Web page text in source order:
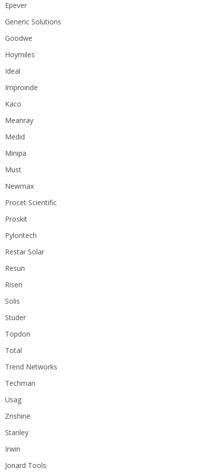
Epever
Generic Solutions
Goodwe
Hoymiles
Ideal
Improinde
Kaco
Meanray
Medid
Minipa
Must
Newmax
Procet Scientific
Proskit
Pylontech
Restar Solar
Resun
Risen
Solis
Studer
Topdon
Total
Trend Networks
Techman
Usag
Znshine
Stanley
Irwin
Jonard Tools